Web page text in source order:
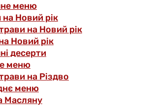
меню
на Новий рік
на Новий рік
Новий рік
десерти
меню
на Різдво
меню
Масляну